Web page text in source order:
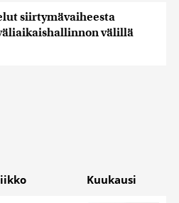
siirtymävaiheesta
välillä
Kuukausi